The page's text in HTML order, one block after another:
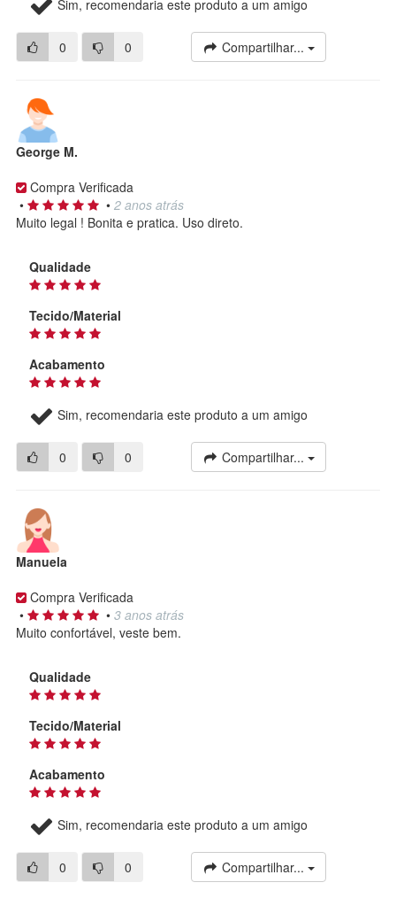
Sim, recomendaria este produto a um amigo
0 0 Compartilhar...
George M.
Compra Verificada
•
• 2 anos atrás
Muito legal ! Bonita e pratica. Uso direto.
Qualidade
Tecido/Material
Acabamento
Sim, recomendaria este produto a um amigo
0 0 Compartilhar...
Manuela
Compra Verificada
•
• 3 anos atrás
Muito confortável, veste bem.
Qualidade
Tecido/Material
Acabamento
Sim, recomendaria este produto a um amigo
0 0 Compartilhar...